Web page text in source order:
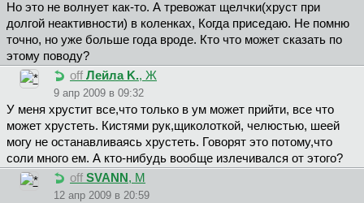
Но это не волнует как-то. А тревожат щелчки(хруст при
долгой неактивности) в коленках, Когда приседаю. Не помню
точно, но уже больше года вроде. Кто что может сказать по
этому поводу?
off Лeйлa K., Ж
9 апр 2009 в 09:32
У меня хрустит все,что только в ум может прийти, все что
может хрустеть. Кистями рук,щиколоткой, челюстью, шеей
могу не останавливаясь хрустеть. Говорят это потому,что
соли много ем. А кто-нибудь вообще излечивался от этого?
off SVANN , М
12 апр 2009 в 20:59